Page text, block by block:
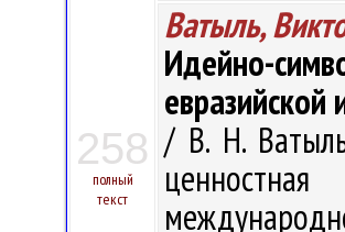
258
полный
текст
Ватыль,
Идейно-
евразийской
/ В. Н.